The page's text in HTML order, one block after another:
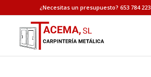
¿Necesitas un presupuesto? 653 784 223